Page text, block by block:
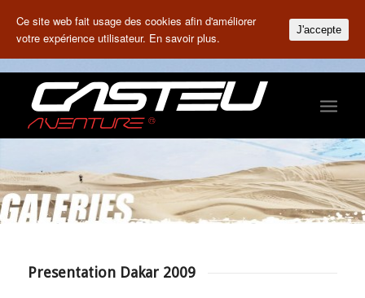
Presentation Dakar 2009
Ce site web fait usage des cookies afin d'améliorer
votre expérience utilisateur. En savoir plus.
J'accepte